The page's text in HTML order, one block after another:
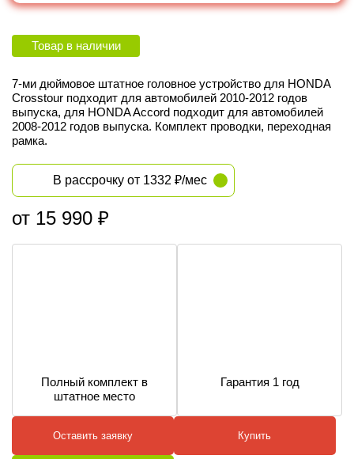
Товар в наличии
7-ми дюймовое штатное головное устройство для HONDA
Crosstour подходит для автомобилей 2010-2012 годов
выпуска, для HONDA Accord подходит для автомобилей
2008-2012 годов выпуска. Комплект проводки, переходная
рамка.
В рассрочку от 1332 ₽/мес
от 15 990 ₽
Полный комплект в
штатное место
Гарантия 1 год
Оставить заявку Купить